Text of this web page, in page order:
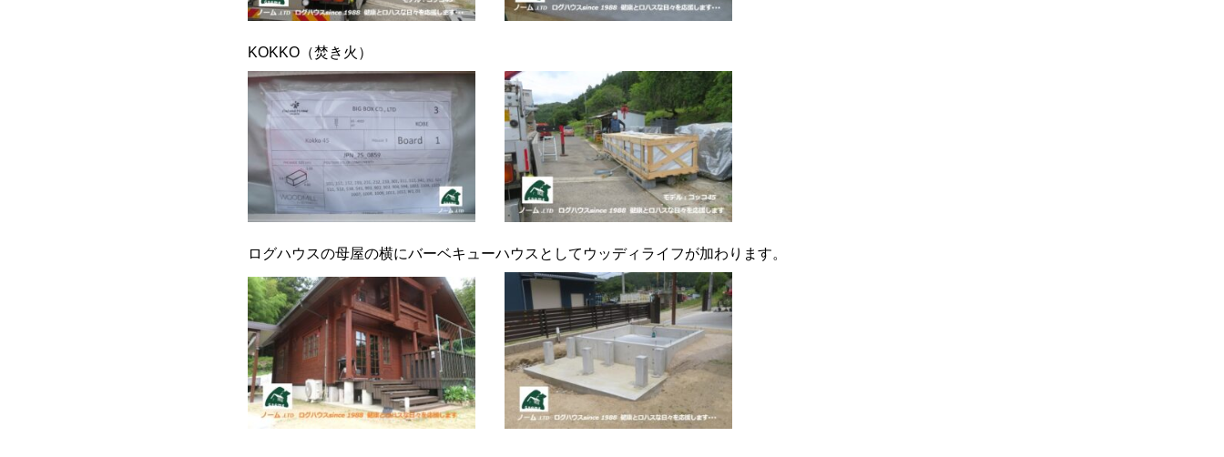
KOKKO（焚き火）
ログハウスの母屋の横にバーベキューハウスとしてウッディライフが加わります。